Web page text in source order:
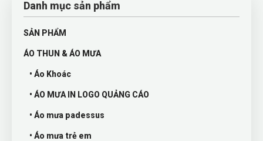
Danh mục sản phẩm
SẢN PHẨM
ÁO THUN & ÁO MƯA
• Áo Khoác
• ÁO MƯA IN LOGO QUẢNG CÁO
• Áo mưa padessus
• Áo mưa trẻ em